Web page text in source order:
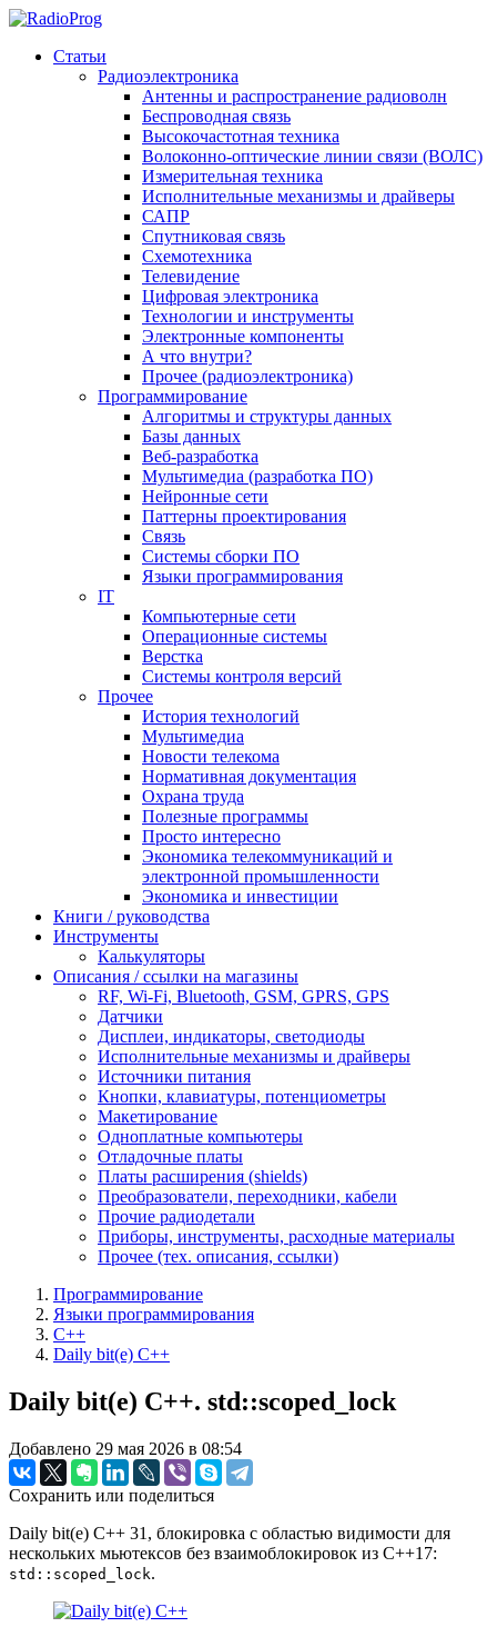
Статьи
Радиоэлектроника
Антенны и распространение радиоволн
Беспроводная связь
Высокочастотная техника
Волоконно-оптические линии связи (ВОЛС)
Измерительная техника
Исполнительные механизмы и драйверы
САПР
Спутниковая связь
Схемотехника
Телевидение
Цифровая электроника
Технологии и инструменты
Электронные компоненты
А что внутри?
Прочее (радиоэлектроника)
Программирование
Алгоритмы и структуры данных
Базы данных
Веб-разработка
Мультимедиа (разработка ПО)
Нейронные сети
Паттерны проектирования
Связь
Системы сборки ПО
Языки программирования
IT
Компьютерные сети
Операционные системы
Верстка
Системы контроля версий
Прочее
История технологий
Мультимедиа
Новости телекома
Нормативная документация
Охрана труда
Полезные программы
Просто интересно
Экономика телекоммуникаций и
электронной промышленности
Экономика и инвестиции
Книги / руководства
Инструменты
Калькуляторы
Описания / ссылки на магазины
RF, Wi-Fi, Bluetooth, GSM, GPRS, GPS
Датчики
Дисплеи, индикаторы, светодиоды
Исполнительные механизмы и драйверы
Источники питания
Кнопки, клавиатуры, потенциометры
Макетирование
Одноплатные компьютеры
Отладочные платы
Платы расширения (shields)
Преобразователи, переходники, кабели
Прочие радиодетали
Приборы, инструменты, расходные материалы
Прочее (тех. описания, ссылки)
Программирование
Языки программирования
C++
Daily bit(e) C++
Daily bit(e) C++. std::scoped_lock
Добавлено 29 мая 2026 в 08:54
Сохранить или поделиться
Daily bit(e) C++ 31, блокировка с областью видимости для
нескольких мьютексов без взаимоблокировок из C++17:
std::scoped_lock.